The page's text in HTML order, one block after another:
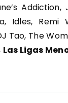
Idles, Remi
Tao, The
Las Ligas